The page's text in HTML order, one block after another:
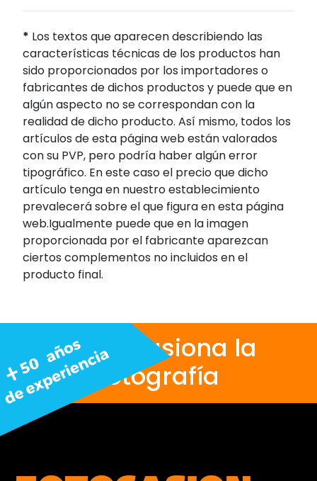
* Los textos que aparecen describiendo las
características técnicas de los productos han
sido proporcionados por los importadores o
fabricantes de dichos productos y puede que en
algún aspecto no se correspondan con la
realidad de dicho producto. Así mismo, todos los
artículos de esta página web están valorados
con su PVP, pero podría haber algún error
tipográfico. En este caso el precio que dicho
artículo tenga en nuestro establecimiento
prevalecerá sobre el que figura en esta página
web.Igualmente puede que en la imagen
proporcionada por el fabricante aparezcan
ciertos complementos no incluidos en el
producto final.
Nos apasiona la
fotografía